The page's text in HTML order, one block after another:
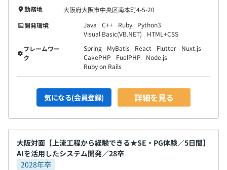
勤務地
大阪府大阪市中央区南本町4-5-20
開発環境
Java C++ Ruby
Python3
Visual Basic(VB.NET)
HTML+CSS
フレームワー
ク
Spring MyBatis React Flutter
Nuxt.js
CakePHP
FuelPHP
Node.js
Ruby on Rails
気になる(会員登録) 詳細を見る
大阪対面【上流工程から経験できる★SE・PG体験／5日間】
AIを活用したシステム開発／28卒
2028年卒